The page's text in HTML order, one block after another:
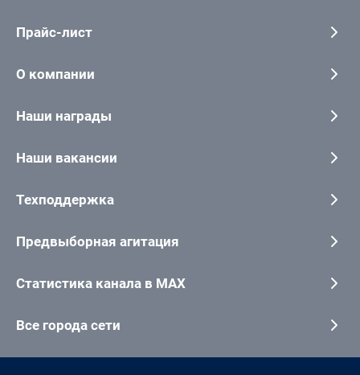
Прайс-лист
О компании
Наши награды
Наши вакансии
Техподдержка
Предвыборная агитация
Статистика канала в MAX
Все города сети